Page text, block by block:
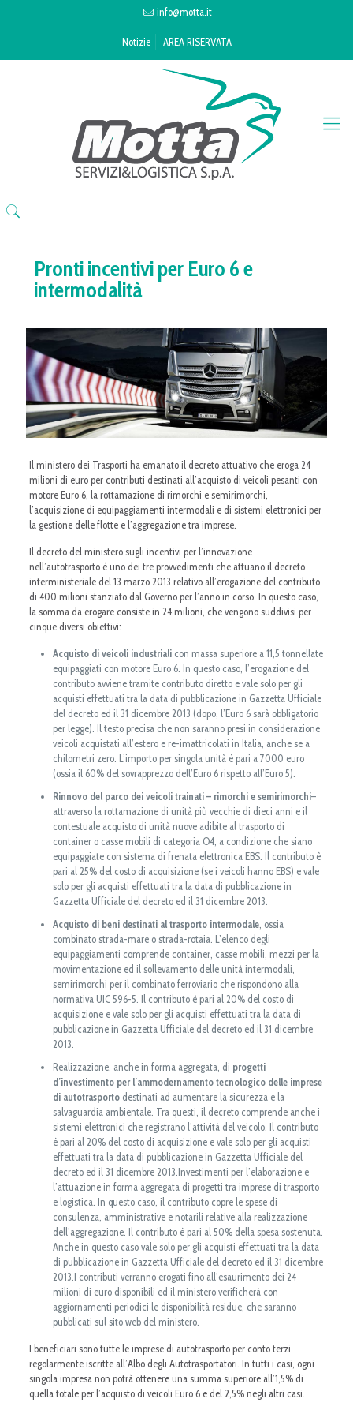
info@motta.it
Notizie AREA RISERVATA
Pronti incentivi per Euro 6 e
intermodalità
Il ministero dei Trasporti ha emanato il decreto attuativo che eroga 24
milioni di euro per contributi destinati all’acquisto di veicoli pesanti con
motore Euro 6, la rottamazione di rimorchi e semirimorchi,
l’acquisizione di equipaggiamenti intermodali e di sistemi elettronici per
la gestione delle flotte e l’aggregazione tra imprese.
Il decreto del ministero sugli incentivi per l’innovazione
nell’autotrasporto è uno dei tre provvedimenti che attuano il decreto
interministeriale del 13 marzo 2013 relativo all’erogazione del contributo
di 400 milioni stanziato dal Governo per l’anno in corso. In questo caso,
la somma da erogare consiste in 24 milioni, che vengono suddivisi per
cinque diversi obiettivi:
Acquisto di veicoli industrialicon massa superiore a 11,5 tonnellate
equipaggiati con motore Euro 6. In questo caso, l’erogazione del
contributo avviene tramite contributo diretto e vale solo per gli
acquisti effettuati tra la data di pubblicazione in Gazzetta Ufficiale
del decreto ed il 31 dicembre 2013 (dopo, l’Euro 6 sarà obbligatorio
per legge). Il testo precisa che non saranno presi in considerazione
veicoli acquistati all’estero e re-imattricolati in Italia, anche se a
chilometri zero. L’importo per singola unità è pari a 7000 euro
(ossia il 60% del sovrapprezzo dell’Euro 6 rispetto all’Euro 5).
Rinnovo del parco dei veicoli trainati – rimorchi e semirimorchi–
attraverso la rottamazione di unità più vecchie di dieci anni e il
contestuale acquisto di unità nuove adibite al trasporto di
container o casse mobili di categoria O4, a condizione che siano
equipaggiate con sistema di frenata elettronica EBS. Il contributo è
pari al 25% del costo di acquisizione (se i veicoli hanno EBS) e vale
solo per gli acquisti effettuati tra la data di pubblicazione in
Gazzetta Ufficiale del decreto ed il 31 dicembre 2013.
Acquisto di beni destinati al trasporto intermodale, ossia
combinato strada-mare o strada-rotaia. L’elenco degli
equipaggiamenti comprende container, casse mobili, mezzi per la
movimentazione ed il sollevamento delle unità intermodali,
semirimorchi per il combinato ferroviario che rispondono alla
normativa UIC 596-5. Il contributo è pari al 20% del costo di
acquisizione e vale solo per gli acquisti effettuati tra la data di
pubblicazione in Gazzetta Ufficiale del decreto ed il 31 dicembre
2013.
Realizzazione, anche in forma aggregata, di progetti
d’investimento per l’ammodernamento tecnologico delle imprese
di autotrasportodestinati ad aumentare la sicurezza e la
salvaguardia ambientale. Tra questi, il decreto comprende anche i
sistemi elettronici che registrano l’attività del veicolo. Il contributo
è pari al 20% del costo di acquisizione e vale solo per gli acquisti
effettuati tra la data di pubblicazione in Gazzetta Ufficiale del
decreto ed il 31 dicembre 2013.Investimenti per l’elaborazione e
l’attuazione in forma aggregata di progetti tra imprese di trasporto
e logistica. In questo caso, il contributo copre le spese di
consulenza, amministrative e notarili relative alla realizzazione
dell’aggregazione. Il contributo è pari al 50% della spesa sostenuta.
Anche in questo caso vale solo per gli acquisti effettuati tra la data
di pubblicazione in Gazzetta Ufficiale del decreto ed il 31 dicembre
2013.I contributi verranno erogati fino all’esaurimento dei 24
milioni di euro disponibili ed il ministero verificherà con
aggiornamenti periodici le disponibilità residue, che saranno
pubblicati sul sito web del ministero.
I beneficiari sono tutte le imprese di autotrasporto per conto terzi
regolarmente iscritte all’Albo degli Autotrasportatori. In tutti i casi, ogni
singola impresa non potrà ottenere una summa superiore all’1,5% di
quella totale per l’acquisto di veicoli Euro 6 e del 2,5% negli altri casi.